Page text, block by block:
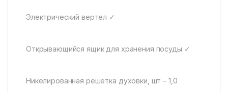
Электрический вертел ✓
Открывающийся ящик для хранения посуды ✓
Никелированная решетка духовки, шт – 1,0